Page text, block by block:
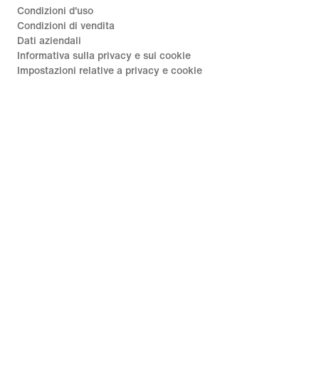
Condizioni d'uso
Condizioni di vendita
Dati aziendali
Informativa sulla privacy e sui cookie
Impostazioni relative a privacy e cookie